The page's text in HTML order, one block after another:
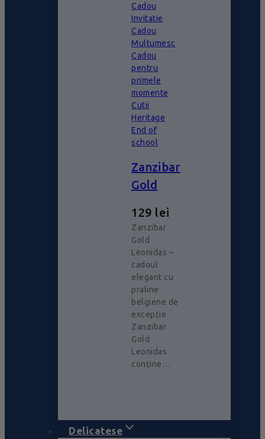
Cadou
Invitatie
Cadou
Multumesc
Cadou
pentru
primele
momente
Cutii
Heritage
End of
school
Zanzibar
Gold
129 lei
Zanzibar
Gold
Leonidas –
cadoul
elegant cu
praline
belgiene de
excepție
Zanzibar
Gold
Leonidas
conține…
Delicatese